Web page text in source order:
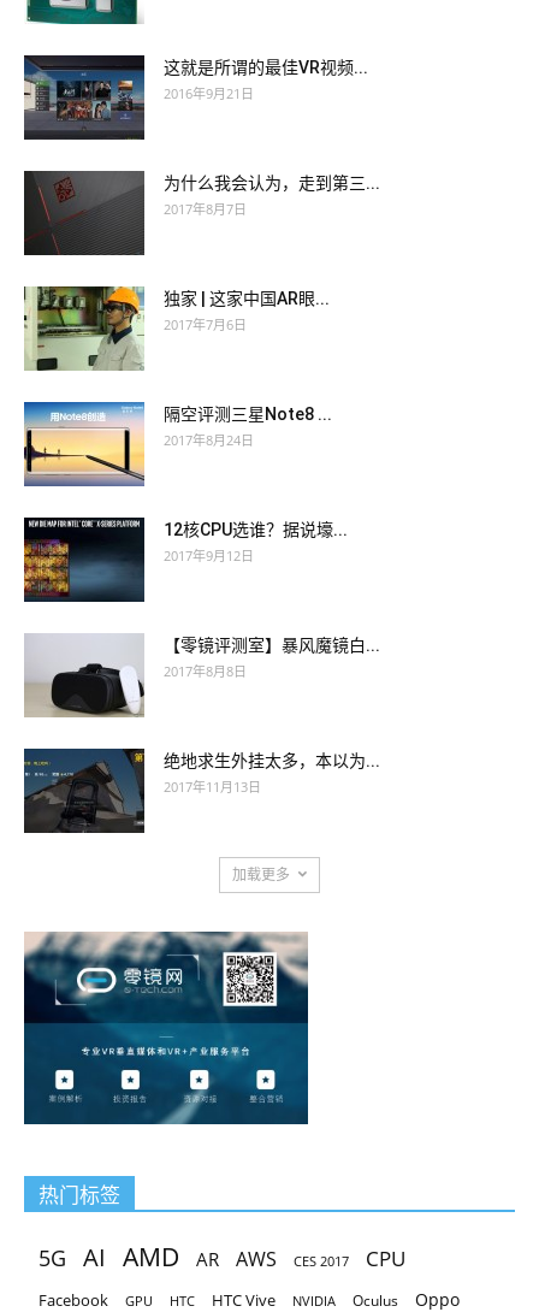
这就是所谓的最佳VR视频...
2016年9月21日
为什么我会认为，走到第三...
2017年8月7日
独家 | 这家中国AR眼...
2017年7月6日
隔空评测三星Note8 ...
2017年8月24日
12核CPU选谁？据说壕...
2017年9月12日
【零镜评测室】暴风魔镜白...
2017年8月8日
绝地求生外挂太多，本以为...
2017年11月13日
加载更多
热门标签
5G AI AMD AR AWS CES 2017 CPU
Facebook GPU HTC HTC Vive NVIDIA Oculus Oppo